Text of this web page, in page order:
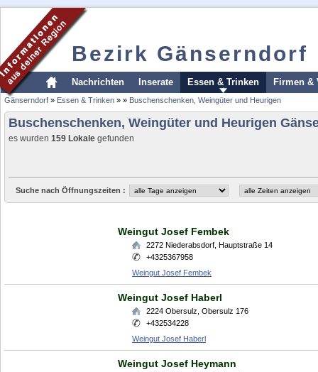
Bezirk Gänserndorf
Nachrichten Inserate Essen & Trinken Firmen &
Gänserndorf » Essen & Trinken » » Buschenschenken, Weingüter und Heurigen
Buschenschenken, Weingüter und Heurigen
es wurden 159 Lokale gefunden
Suche nach Öffnungszeiten :
Weingut Josef Fembek
2272 Niederabsdorf Hauptstraße 14
+4325367958
Weingut Josef Fembek
Weingut Josef Haberl
2224 Obersulz Obersulz 176
+432534228
Weingut Josef Haberl
Weingut Josef Heymann